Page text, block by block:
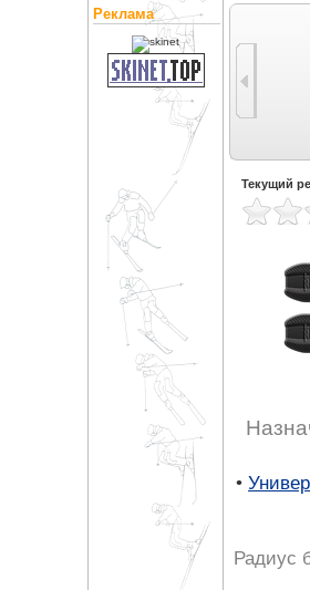
Реклама
Текущий
•
Радиус